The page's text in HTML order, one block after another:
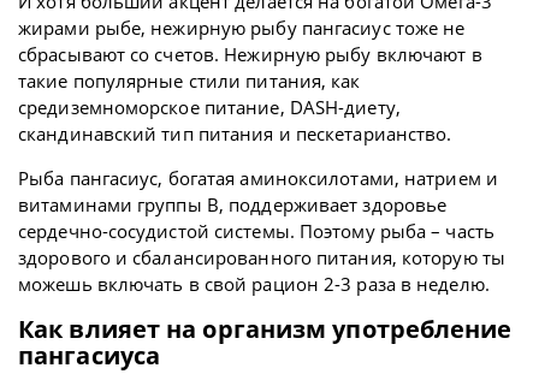
жирами рыбе, нежирную рыбу пангасиус тоже не
сбрасывают со счетов. Нежирную рыбу включают в
такие популярные стили питания, как
средиземноморское питание, DASH-диету,
скандинавский тип питания и пескетарианство.
Рыба пангасиус, богатая аминоксилотами, натрием и
витаминами группы В, поддерживает здоровье
сердечно-сосудистой системы. Поэтому рыба – часть
здорового и сбалансированного питания, которую ты
можешь включать в свой рацион 2-3 раза в неделю.
Как влияет на организм употребление
пангасиуса